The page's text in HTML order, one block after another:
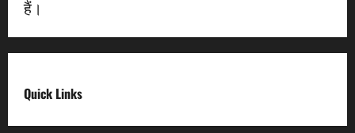
हैं।
Quick Links